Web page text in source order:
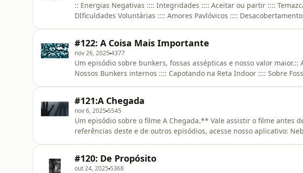
:: Energias Negativas :::: Integridades :::: Aceitar ou partir ::::
DIficuldades Voluntárias :::: Amores Pavlóvicos ::::
#122: A Coisa Mais Importante
nov 26, 2025 4377
Um episódio sobre bunkers, fossas assépticas e nosso valor maior.::
Nossos Bunkers internos :::: Capotando na Reta Indoor :::: Sobre
nosso apl
#121:A Chegada
nov 6, 2025 5545
Um episódio sobre o filme A Chegada.** Vale assistir o filme antes
referências deste e de outros episódios, acesse nosso aplicativo:
#120: De Propósito
out 24, 2025 5368